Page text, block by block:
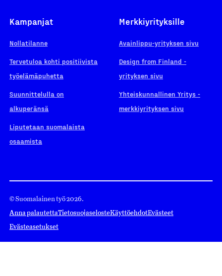
Kampanjat
Nollatilanne
Tervetuloa kohti positiivista
työelämäpuhetta
Suunnittelulla on
alkuperänsä
Liputetaan suomalaista
osaamista
Merkkiyrityksille
Avainlippu-yrityksen sivu
Design from Finland -
yrityksen sivu
Yhteiskunnallinen Yritys -
merkkiyrityksen sivu
© Suomalainen työ 2026.
Anna palautettaTietosuojaselosteKäyttöehdotEvästeet
Evästeasetukset